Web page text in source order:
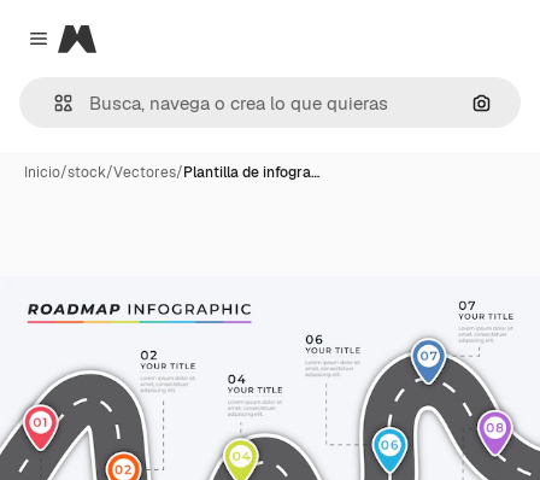
Close menu
Magnific
Inicio/stock/Vectores/Plantilla de infogra…